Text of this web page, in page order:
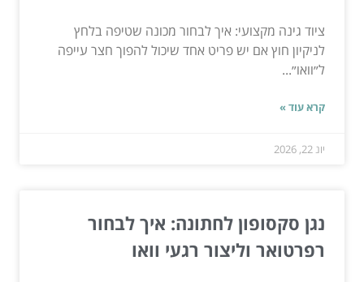
ציוד גינה מקצועי: איך לבחור מכונה שטיפה בלחץ
לניקיון חוץ אם יש פריט אחד שיכול להפוך חצר עייפה
ל״וואו״...
קרא עוד »
יונ 22, 2026
נגן סקסופון לחתונה: איך לבחור
רפרטואר וליצור רגעי וואו